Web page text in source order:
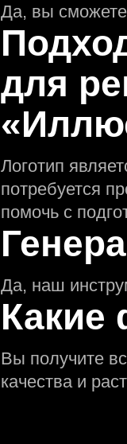
Да, вы сможете
для
Логотип
потребуется
помочь с
Да, наш
Какие
Вы получите
качества и